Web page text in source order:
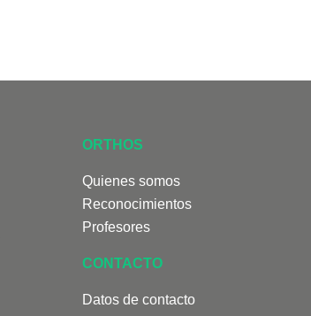
ORTHOS
Quienes somos
Reconocimientos
Profesores
CONTACTO
Datos de contacto